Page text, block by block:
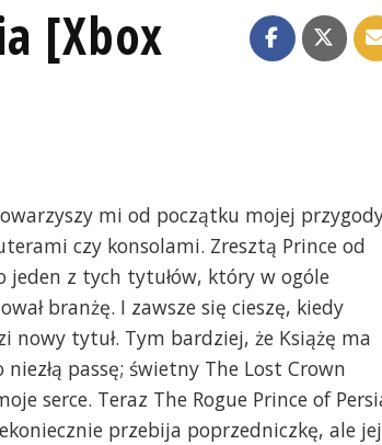
[Xbox
mi od początku mojej
czy konsolami. Zresztą Prince od
jeden z tych tytułów, który w ogóle
branżę. I zawsze się cieszę, kiedy
nowy tytuł. Tym bardziej, że Książę ma
passę; świetny The Lost Crown
serce. Teraz The Rogue Prince of
przebija poprzedniczkę, ale jej